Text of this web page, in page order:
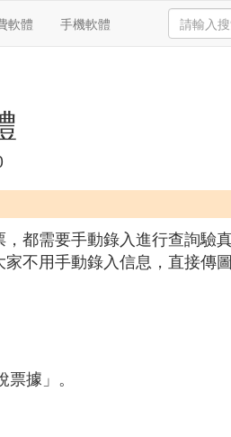
軟體 手機軟體
都需要手動錄入進行查詢驗
不用手動錄入信息，直接傳
據」。